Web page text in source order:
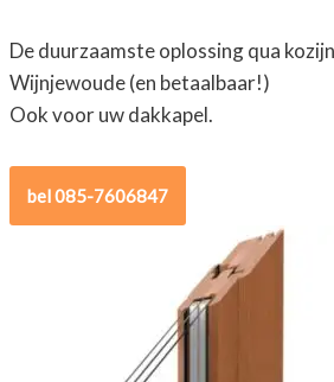
De duurzaamste oplossing qua
Wijnjewoude (en betaalbaar!)
Ook voor uw dakkapel.
bel 085-7606847